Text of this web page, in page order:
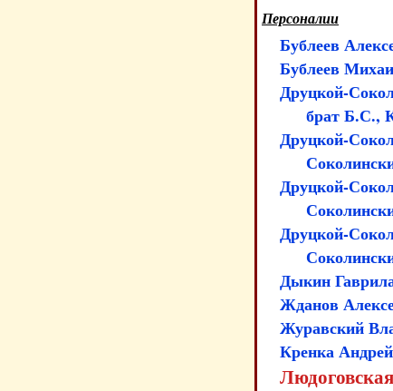
Персоналии
Бублеев
Бублеев
Друцкой-
брат Б.С.,
Друцкой-
Друцкой-
Друцкой-
Дыкин
Жданов
Журавский
Кренка